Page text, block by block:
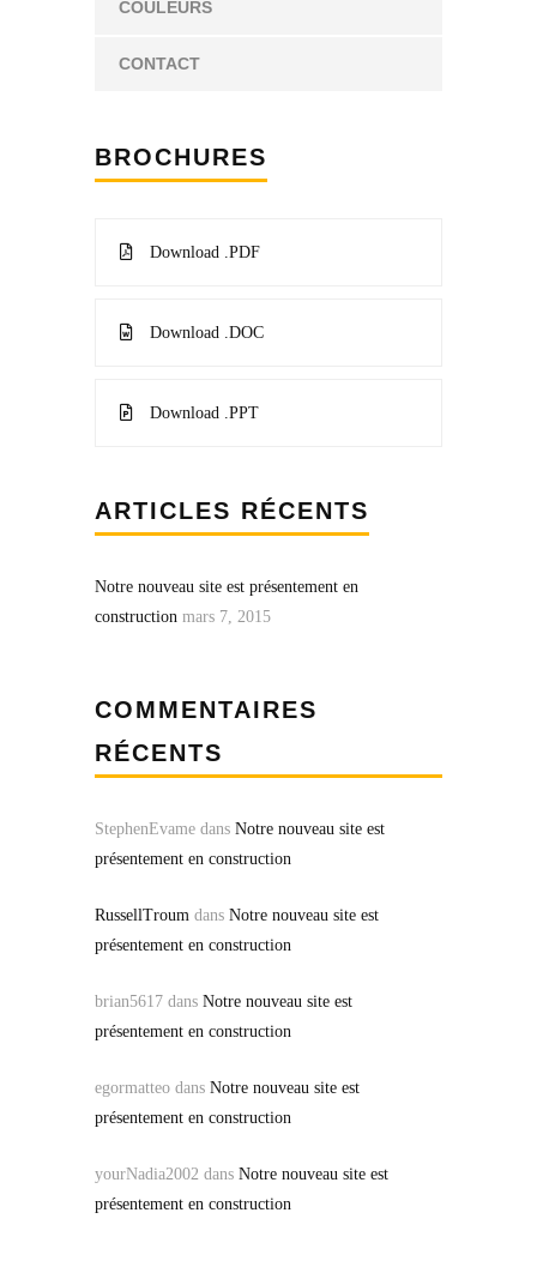
COULEURS
CONTACT
BROCHURES
Download .PDF
Download .DOC
Download .PPT
ARTICLES RÉCENTS
Notre nouveau site est présentement en
construction mars 7, 2015
COMMENTAIRES
RÉCENTS
StephenEvame dans Notre nouveau site est
présentement en construction
RussellTroum dans Notre nouveau site est
présentement en construction
brian5617 dans Notre nouveau site est
présentement en construction
egormatteo dans Notre nouveau site est
présentement en construction
yourNadia2002 dans Notre nouveau site est
présentement en construction